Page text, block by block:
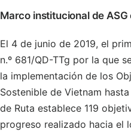
Marco institucional de ASG
El 4 de junio de 2019, el
n.º 681/QD-TTg por la que
la implementación de los
Sostenible de Vietnam
de Ruta establece 119
progreso realizado hacia el